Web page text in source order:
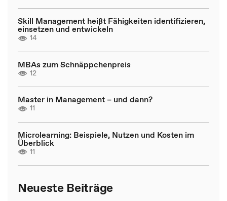
Skill Management heißt Fähigkeiten identifizieren,
einsetzen und entwickeln
14
MBAs zum Schnäppchenpreis
12
Master in Management – und dann?
11
Microlearning: Beispiele, Nutzen und Kosten im
Überblick
11
Neueste Beiträge